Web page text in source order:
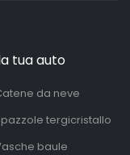
tua auto
da neve
tergicristallo
baule